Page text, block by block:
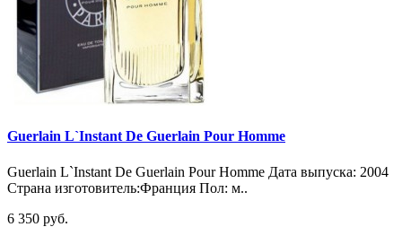
Guerlain L`Instant De Guerlain Pour Homme
Guerlain L`Instant De Guerlain Pour Homme Дата выпуска: 2004
Страна изготовитель:Франция Пол: м..
6 350 руб.